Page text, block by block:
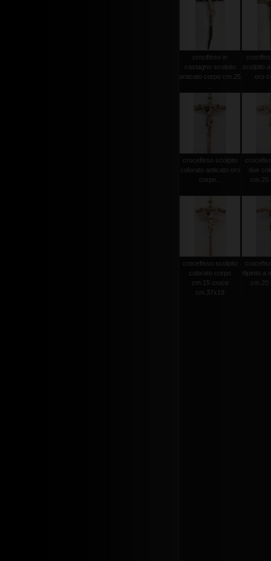
crocifisso in
castagno scolpito
anticato corpo cm.25
scolpito
oro
crocefisso scolpito
colorato anticato oro
corpo...
due
cm.25
crocefisso scolpito
colorato corpo
cm.15 croce
cm.37x19
dipinto a
cm.20